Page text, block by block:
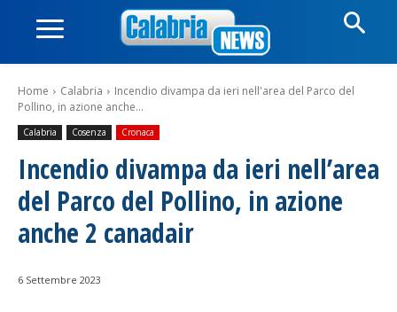
Home Calabria
Incendio divampa da ieri nell'area del Parco del
Pollino, in azione anche...
Calabria Cosenza Cronaca
Incendio divampa da ieri nell’area
del Parco del Pollino, in azione
anche 2 canadair
6 Settembre 2023